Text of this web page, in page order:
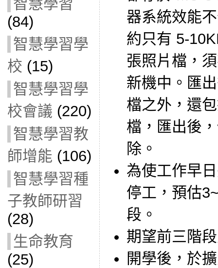
智慧學習
(84)
智慧學習學
校 (15)
智慧學習學
校會議 (220)
智慧學習教
師增能 (106)
智慧學習種
子教師研習
(28)
生命教育
(25)
器系統效能
約只有 5-
張照片檔，
新機中。匯
檔之外，還
檔，匯出後
除。
為使工作早
停工，預估
段。
期望前三階
開學後，於